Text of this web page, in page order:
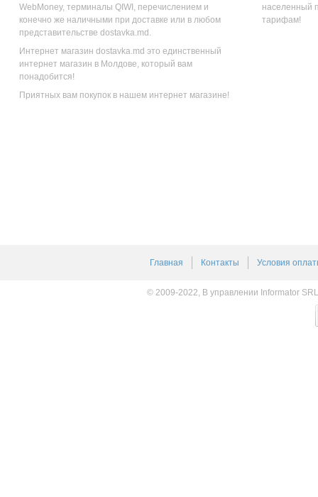
WebMoney, терминалы QIWI, перечислением и
конечно же наличными при доставке или в любом
представительстве dostavka.md.
Интернет магазин dostavka.md это единственный
интернет магазин в Молдове, который вам
понадобится!
Приятных вам покупок в нашем интернет магазине!
населенный
тарифам!
Главная Контакты Условия
© 2009-2022, В управлении Informator SRL